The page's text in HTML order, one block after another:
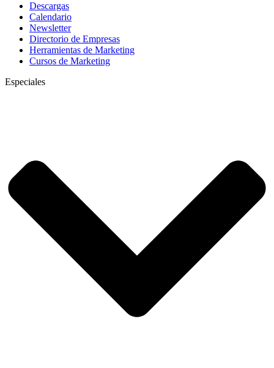
Descargas
Calendario
Newsletter
Directorio de Empresas
Herramientas de Marketing
Cursos de Marketing
Especiales